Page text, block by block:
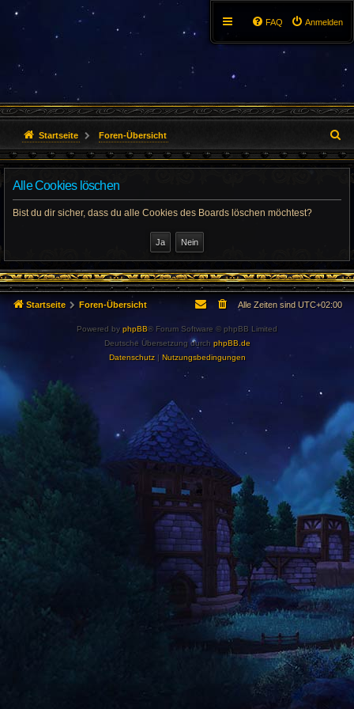
Anmelden
FAQ
Startseite Foren-Übersicht
u
Alle Cookies löschen
Bist du dir sicher, dass du alle Cookies des Boards löschen möchtest?
Startseite Foren-Übersicht Alle Zeiten sind UTC+02:00
Powered byphpBB® Forum Software © phpBB Limited
Deutsche Übersetzung durch phpBB.de
Datenschutz| Nutzungsbedingungen